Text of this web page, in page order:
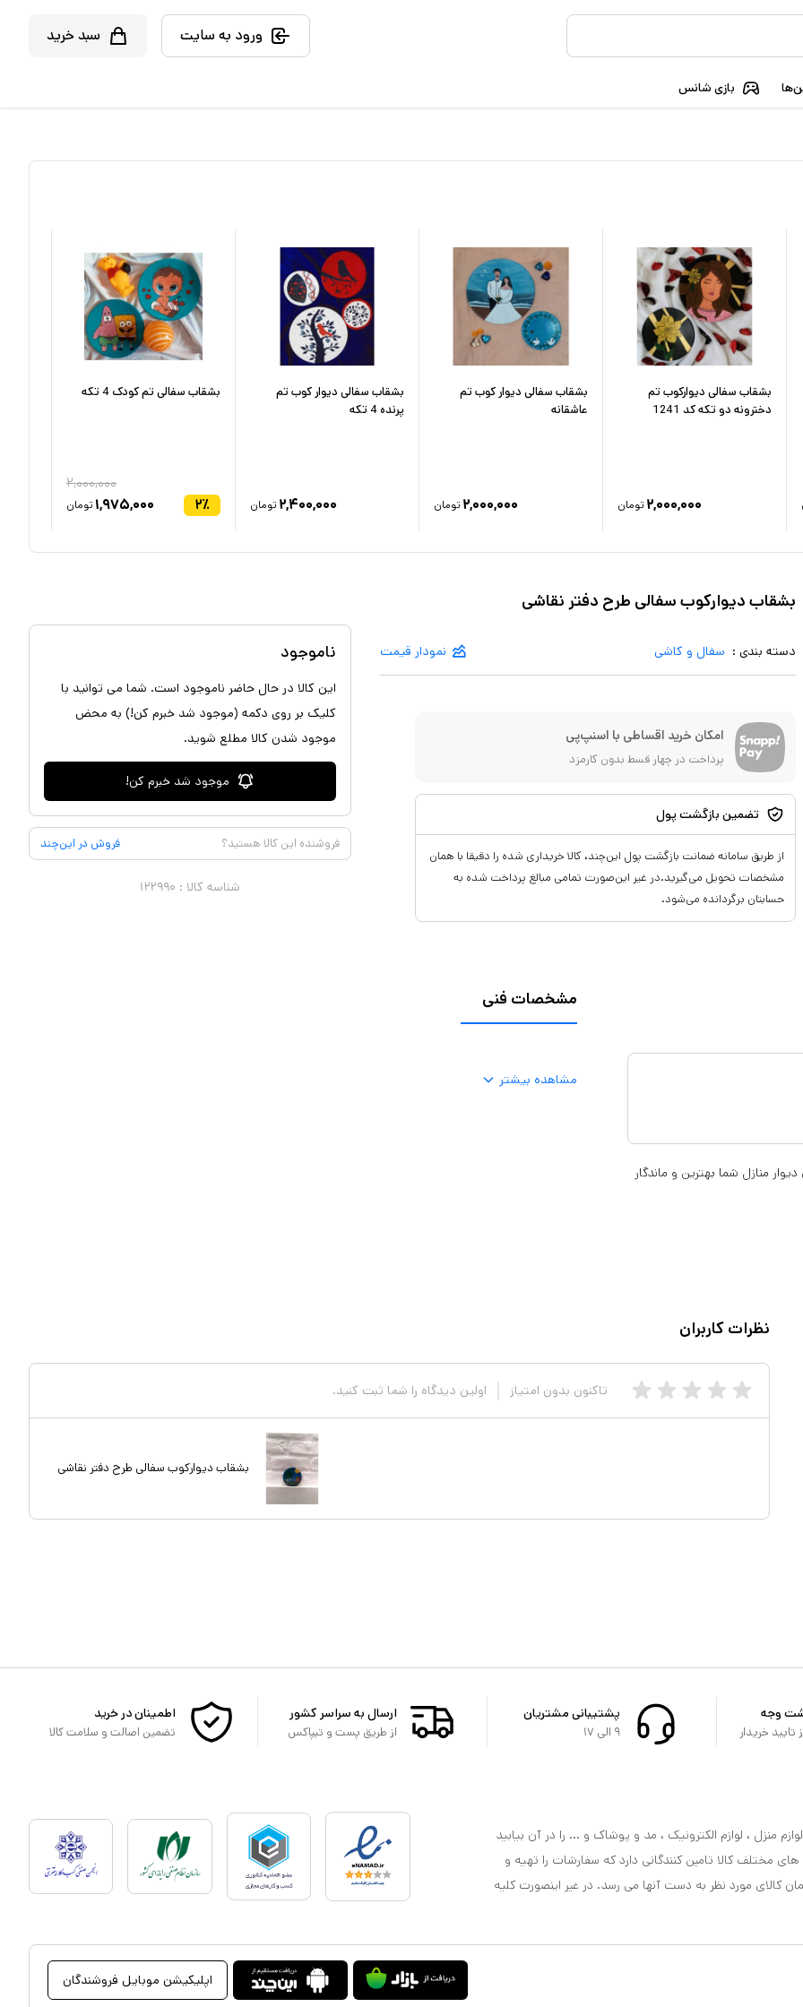
ورود به سایت سبد خرید
بازی شانس
بشقاب سفالی دیوارکوب تم
دخترونه دو تکه کد 1241
۲,۰۰۰,۰۰۰ تومان
بشقاب سفالی دیوار کوب تم
عاشقانه
۲,۰۰۰,۰۰۰ تومان
بشقاب سفالی دیوار کوب تم
پرنده 4 تکه
۲,۴۰۰,۰۰۰ تومان
بشقاب سفالی تم کودک 4 تکه
۲٪
۲,۰۰۰,۰۰۰
۱,۹۷۵,۰۰۰ تومان
بشقاب دیوارکوب سفالی طرح دفتر نقاشی
دسته بندی : سفال و کاشی نمودار قیمت
امکان خرید اقساطی با اسنپ‌پی
پرداخت در چهار قسط بدون کارمزد
تضمین بازگشت پول
از طریق سامانه ضمانت بازگشت پول این‌چند، کالا خریداری شده را دقیقا با همان
مشخصات تحویل می‌گیرید.در غیر این‌صورت تمامی مبالغ پرداخت شده به
حسابتان برگردانده می‌شود.
ناموجود
این کالا در حال حاضر ناموجود است. شما می توانید با
کلیک بر روی دکمه (موجود شد خبرم کن!) به محض
موجود شدن کالا مطلع شوید.
موجود شد خبرم کن!
فروشنده این کالا هستید؟ فروش در این‌چند
شناسه کالا : ۱۲۲۹۹۰
دفتر نقاشی ابعاد محصول 10*10 زینت بخش دیوار منازل شما بهترین و ماندگار
مشخصات فنی
مشاهده بیشتر
نظرات کاربران
تاکنون بدون امتیاز اولین دیدگاه را شما ثبت کنید.
بشقاب دیوارکوب سفالی طرح دفتر نقاشی
وجه
خریدار
پشتیبانی مشتریان
۹ الی ۱۷
ارسال به سراسر کشور
از طریق پست و تیپاکس
اطمینان در خرید
تضمین اصالت و سلامت کالا
منزل ، لوازم الکترونیک ، مد و پوشاک و ... را در آن بیابید
مختلف کالا تامین کنندگانی دارد که سفارشات را تهیه و
کالای مورد نظر به دست آنها می رسد. در غیر اینصورت کلیه
اپلیکیشن موبایل فروشندگان